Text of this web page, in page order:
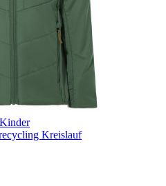
Kreislauf